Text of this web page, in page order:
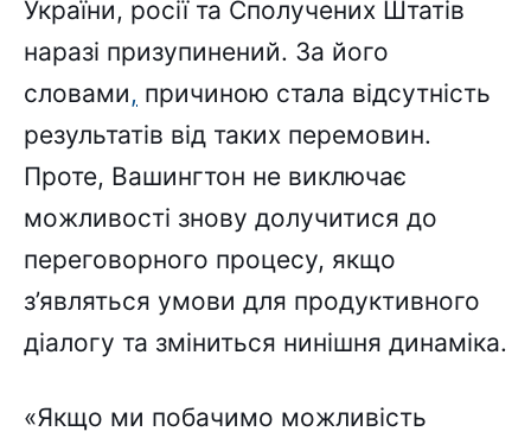
України, росії та Сполучених Штатів
наразі призупинений. За його
словами, причиною стала відсутність
результатів від таких перемовин.
Проте, Вашингтон не виключає
можливості знову долучитися до
переговорного процесу, якщо
з’являться умови для продуктивного
діалогу та зміниться нинішня динаміка.
«Якщо ми побачимо можливість